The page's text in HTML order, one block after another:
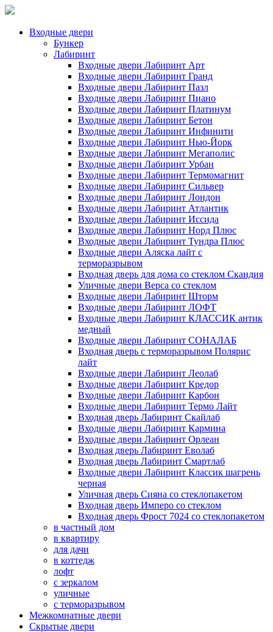
Входные двери
Бункер
Лабиринт
Входные двери Лабиринт Арт
Входные двери Лабиринт Гранд
Входные двери Лабиринт Пазл
Входные двери Лабиринт Пиано
Входные двери Лабиринт Платинум
Входные двери Лабиринт Бетон
Входные двери Лабиринт Инфинити
Входные двери Лабиринт Нью-Йорк
Входные двери Лабиринт Мегаполис
Входные двери Лабиринт Урбан
Входные двери Лабиринт Термомагнит
Входные двери Лабиринт Сильвер
Входные двери Лабиринт Лондон
Входные двери Лабиринт Атлантик
Входные двери Лабиринт Иссида
Входные двери Лабиринт Норд Плюс
Входные двери Лабиринт Тундра Плюс
Входные двери Аляска лайт с
терморазрывом
Входная дверь для дома со стеклом Скандия
Уличные двери Верса со стеклом
Входные двери Лабиринт Шторм
Входные двери Лабиринт ЛОФТ
Входные двери Лабиринт КЛАССИК антик
медный
Входные двери Лабиринт СОНАЛАБ
Входная дверь с терморазрывом Полярис
лайт
Входные двери Лабиринт Леолаб
Входные двери Лабиринт Кредор
Входные двери Лабиринт Карбон
Входные двери Лабиринт Термо Лайт
Входная дверь Лабиринт Скайлаб
Входные двери Лабиринт Кармина
Входные двери Лабиринт Орлеан
Входная дверь Лабиринт Еволаб
Входная дверь Лабиринт Смартлаб
Входные двери Лабиринт Классик шагрень
черная
Уличная дверь Сияна со стеклопакетом
Входная дверь Имперо со стеклом
Входная дверь Фрост 7024 со стеклопакетом
в частный дом
в квартиру
для дачи
в коттедж
лофт
с зеркалом
уличные
с терморазрывом
Межкомнатные двери
Скрытые двери